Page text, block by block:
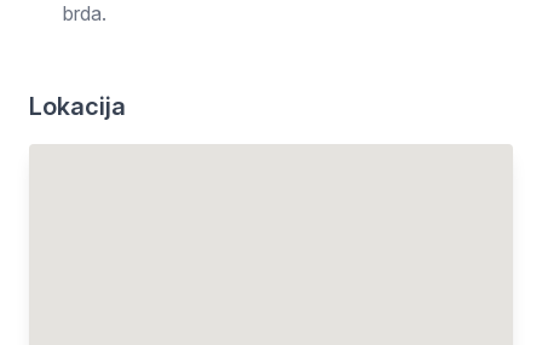
brda.
Lokacija